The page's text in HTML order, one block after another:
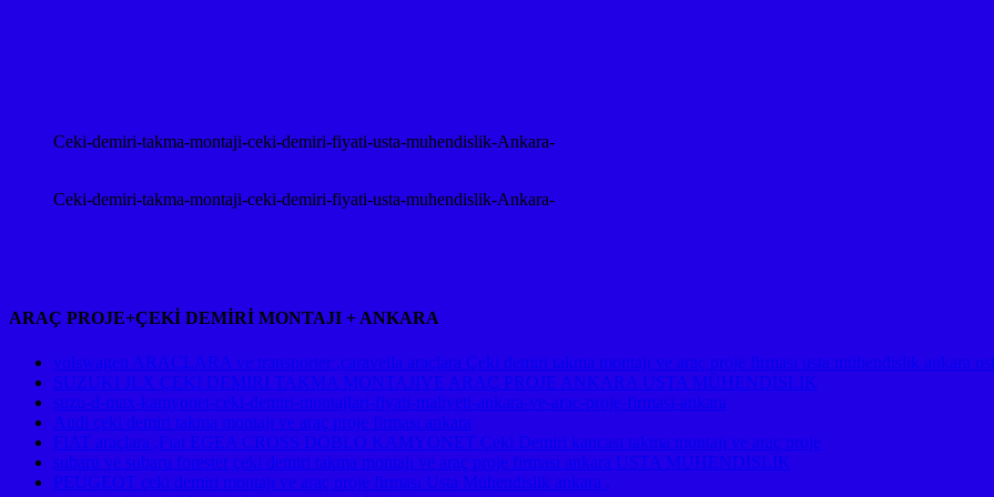
Ceki-demiri-takma-montaji-ceki-demiri-fiyati-usta-muhendislik-Ankara-
Ceki-demiri-takma-montaji-ceki-demiri-fiyati-usta-muhendislik-Ankara-
ARAÇ PROJE+ÇEKİ DEMİRİ MONTAJI + ANKARA
volswagen ARAÇLARA ve transporter ,caravella araçlara Çeki demiri takma montajı ve araç proje firması usta mühendislik ankara
SUZUKI JLX ÇEKİ DEMİRİ TAKMA MONTAJIVE ARAÇ PROJE ANKARA USTA MÜHENDİSLİK
suzu-d-max-kamyonet-ceki-demiri-montajlari-fiyati-maliyeti-ankara-ve-arac-proje-firmasi-ankara
Audi çeki demiri takma montajı ve araç proje firması ankara
FIAT araçlara ,Fıat EGEA CROSS DOBLO KAMYONET Çeki Demiri kancası takma montajı ve araç proje
subaru ve subaru forester çeki demiri takma montajı ve araç proje firması ankara USTA MÜHENDİSLİK
PEUGEOT çeki demiri montajı ve araç proje firması Usta Mühendislik ankara ,